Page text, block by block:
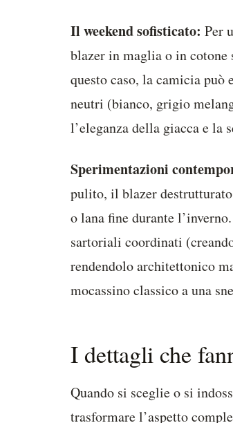
Il weekend sofisticato: Per
blazer in maglia o in cotone
questo caso, la camicia
neutri (bianco, grigio
l’eleganza della giacca e
Sperimentazioni
pulito, il blazer
o lana fine durante
sartoriali coordinati
rendendolo architettonico
mocassino classico a una
I dettagli che
Quando si sceglie o si
trasformare l’aspetto